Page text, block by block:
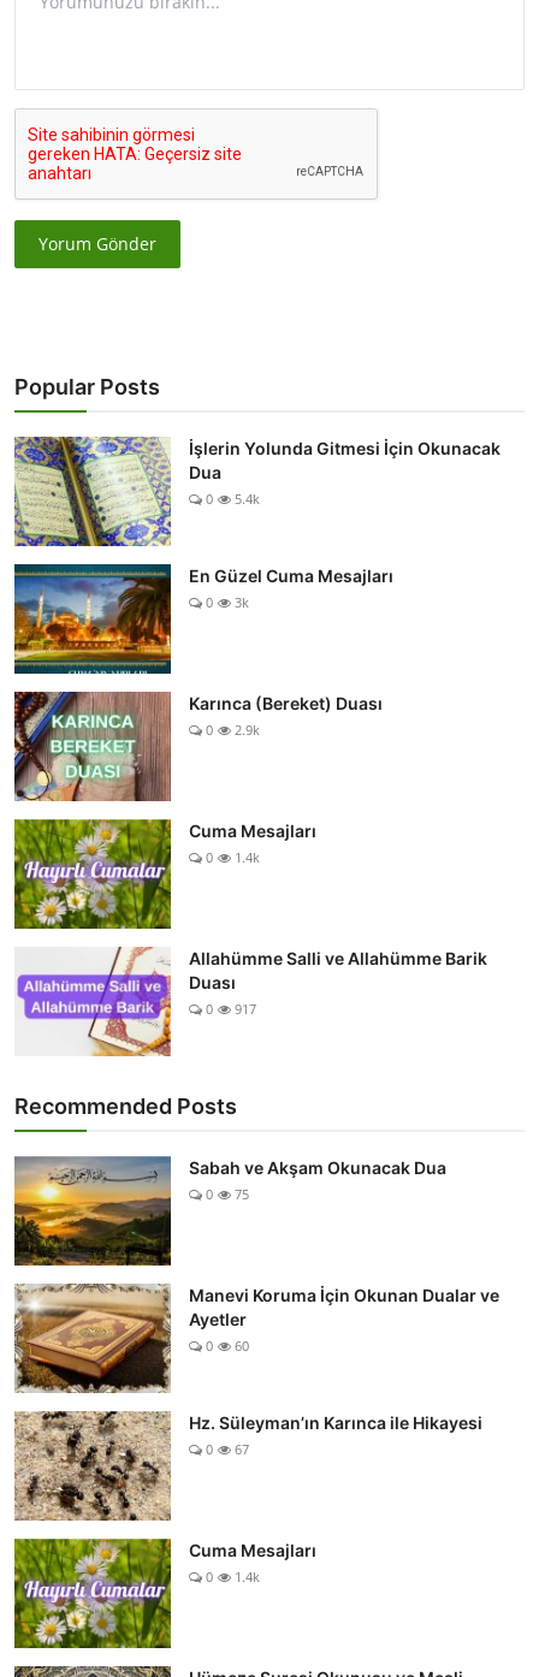
Yorum Gönder
Popular Posts
İşlerin Yolunda Gitmesi İçin Okunacak
Dua
0 5.4k
En Güzel Cuma Mesajları
0 3k
Karınca (Bereket) Duası
0 2.9k
Cuma Mesajları
0 1.4k
Allahümme Salli ve Allahümme Barik
Duası
0 917
Recommended Posts
Sabah ve Akşam Okunacak Dua
0 75
Manevi Koruma İçin Okunan Dualar ve
Ayetler
0 60
Hz. Süleyman’ın Karınca ile Hikayesi
0 67
Cuma Mesajları
0 1.4k